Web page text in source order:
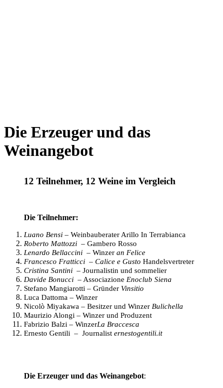
Die Erzeuger und das
Weinangebot
12 Teilnehmer, 12 Weine im Vergleich
Die Teilnehmer:
Luano Bensi – Weinbauberater Arillo In Terrabianca
Roberto Mattozzi – Gambero Rosso
Lenardo Bellaccini – Winzer an Felice
Francesco Fratticci – Calice e Gusto Handelsvertreter
Cristina Santini – Journalistin und sommelier
Davide Bonucci – Associazione Enoclub Siena
Stefano Mangiarotti – Gründer Vinsitio
Luca Dattoma – Winzer
Nicolò Miyakawa – Besitzer und Winzer Bulichella
Maurizio Alongi – Winzer und Produzent
Fabrizio Balzi – WinzerLa Braccesca
Ernesto Gentili – Journalist ernestogentili.it
Die Erzeuger und das Weinangebot: